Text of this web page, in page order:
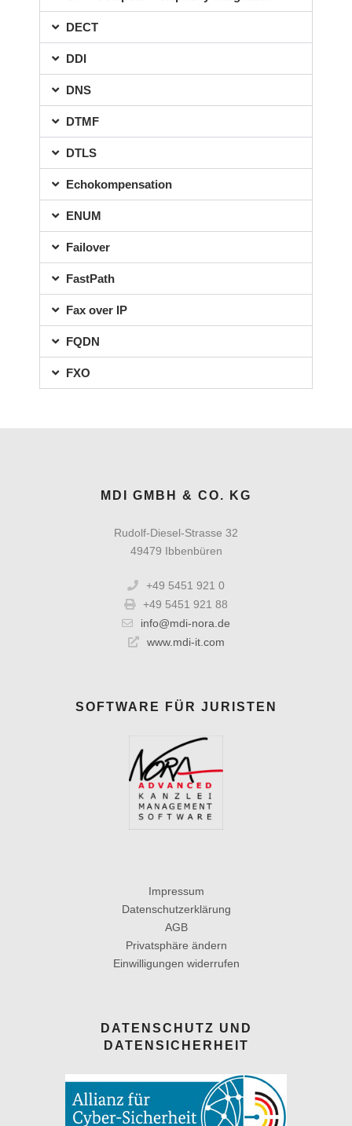
DECT
DDI
DNS
DTMF
DTLS
Echokompensation
ENUM
Failover
FastPath
Fax over IP
FQDN
FXO
MDI GMBH & CO. KG
Rudolf-Diesel-Strasse 32
49479 Ibbenbüren
+49 5451 921 0
+49 5451 921 88
info@mdi-nora.de
www.mdi-it.com
SOFTWARE FÜR JURISTEN
Impressum
Datenschutzerklärung
AGB
Privatsphäre ändern
Einwilligungen widerrufen
DATENSCHUTZ UND
DATENSICHERHEIT